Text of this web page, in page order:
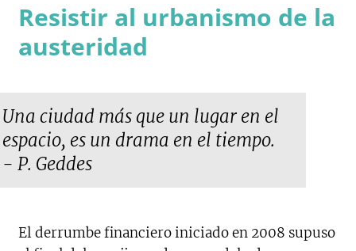
Resistir al urbanismo de la
austeridad
Una ciudad más que un lugar en el
espacio, es un drama en el tiempo.
- P. Geddes
El derrumbe financiero iniciado en 2008 supuso